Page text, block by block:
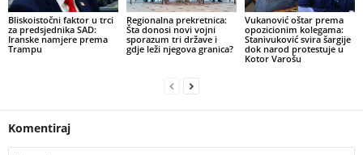
​Bliskoistočni faktor u trci
za predsjednika SAD:
Iranske namjere prema
Trampu
​Regionalna prekretnica:
Šta donosi novi vojni
sporazum tri države i
gdje leži njegova granica?
Vukanović oštar prema
opozicionim kolegama:
Stanivuković svira šargije
dok narod protestuje u
Kotor Varošu
Komentiraj